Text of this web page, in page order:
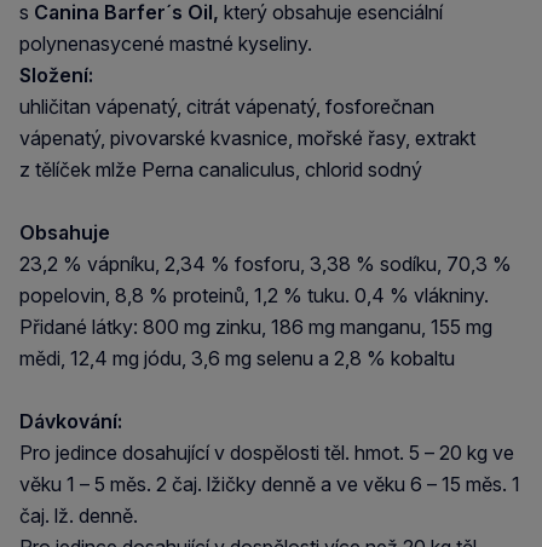
s Canina Barfer´s Oil, který obsahuje esenciální
polynenasycené mastné kyseliny.
Složení:
uhličitan vápenatý, citrát vápenatý, fosforečnan
vápenatý, pivovarské kvasnice, mořské řasy, extrakt
z tělíček mlže Perna canaliculus , chlorid sodný
Obsahuje
23,2 % vápníku, 2,34 % fosforu, 3,38 % sodíku, 70,3 %
popelovin, 8,8 % proteinů, 1,2 % tuku. 0,4 % vlákniny.
Přidané látky: 800 mg zinku, 186 mg manganu, 155 mg
mědi, 12,4 mg jódu, 3,6 mg selenu a 2,8 % kobaltu
Dávkování:
Pro jedince dosahující v dospělosti těl. hmot. 5 – 20 kg ve
věku 1 – 5 měs. 2 čaj. lžičky denně a ve věku 6 – 15 měs. 1
čaj. lž. denně.